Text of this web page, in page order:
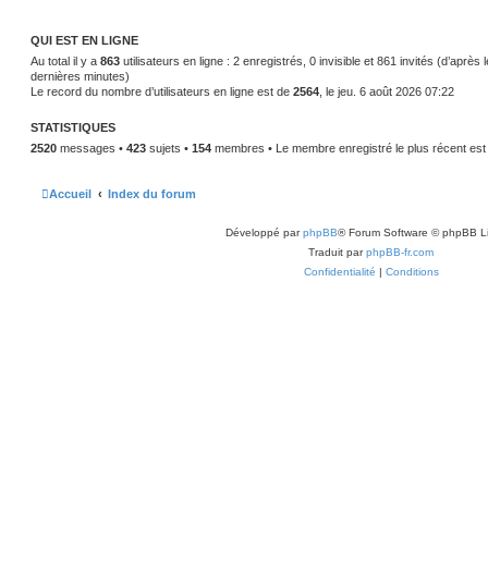
QUI EST EN LIGNE
Au total il y a 863 utilisateurs en ligne : 2 enregistrés, 0 invisible et 861 invités (d’après
dernières minutes)
Le record du nombre d’utilisateurs en ligne est de 2564 , le jeu. 6 août 2026 07:22
STATISTIQUES
2520 messages • 423 sujets • 154 membres • Le membre enregistré le plus récent est
Accueil Index du forum
Développé parphpBB® Forum Software © phpBB
Traduit parphpBB-fr.com
Confidentialité | Conditions